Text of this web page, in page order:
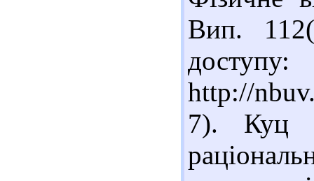
Вип.
доступу:
http://
7). Куц